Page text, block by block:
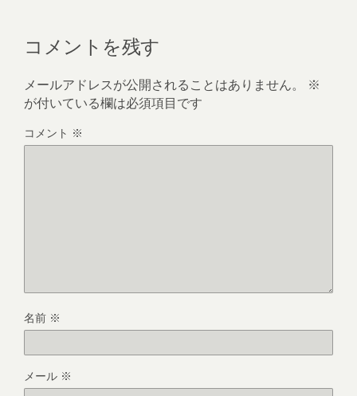
コメントを残す
メールアドレスが公開されることはありません。
※
が付いている欄は必須項目です
コメント ※
名前 ※
メール ※